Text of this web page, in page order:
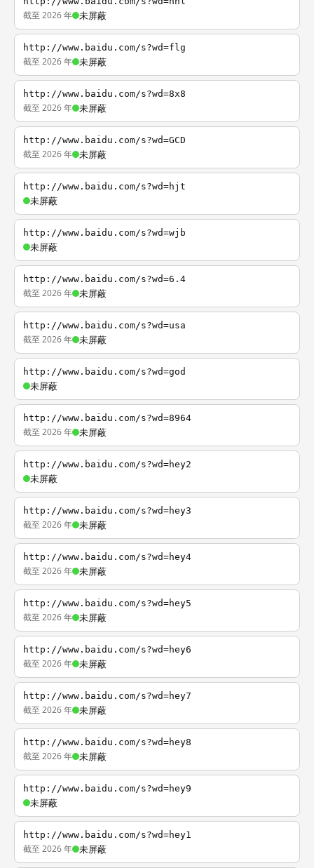
截至 2026 年 未屏蔽
http://www.baidu.com/s?wd=flg
截至 2026 年 未屏蔽
http://www.baidu.com/s?wd=8x8
截至 2026 年 未屏蔽
http://www.baidu.com/s?wd=GCD
截至 2026 年 未屏蔽
http://www.baidu.com/s?wd=hjt
未屏蔽
http://www.baidu.com/s?wd=wjb
未屏蔽
http://www.baidu.com/s?wd=6.4
截至 2026 年 未屏蔽
http://www.baidu.com/s?wd=usa
截至 2026 年 未屏蔽
http://www.baidu.com/s?wd=god
未屏蔽
http://www.baidu.com/s?wd=8964
截至 2026 年 未屏蔽
http://www.baidu.com/s?wd=hey2
未屏蔽
http://www.baidu.com/s?wd=hey3
截至 2026 年 未屏蔽
http://www.baidu.com/s?wd=hey4
截至 2026 年 未屏蔽
http://www.baidu.com/s?wd=hey5
截至 2026 年 未屏蔽
http://www.baidu.com/s?wd=hey6
截至 2026 年 未屏蔽
http://www.baidu.com/s?wd=hey7
截至 2026 年 未屏蔽
http://www.baidu.com/s?wd=hey8
截至 2026 年 未屏蔽
http://www.baidu.com/s?wd=hey9
未屏蔽
http://www.baidu.com/s?wd=hey1
截至 2026 年 未屏蔽